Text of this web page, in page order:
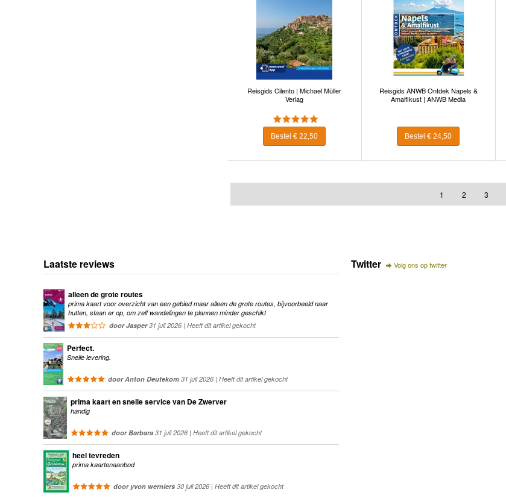
Reisgids Cilento | Michael Müller
Verlag
Bestel € 22,50
Reisgids ANWB Ontdek Napels &
Amalfikust | ANWB Media
Bestel € 24,50
1 2 3
Laatste reviews
alleen de grote routes
prima kaart voor overzicht van een gebied maar alleen de grote routes, bijvoorbeeld naar
hutten, staan er op, om zelf wandelingen te plannen minder geschikt
door Jasper31 juli 2026 | Heeft dit artikel gekocht
Perfect.
Snelle levering.
door Anton Deutekom 31 juli 2026 | Heeft dit artikel gekocht
prima kaart en snelle service van De Zwerver
handig
door Barbara 31 juli 2026 | Heeft dit artikel gekocht
heel tevreden
prima kaartenaanbod
door yvon werniers 30 juli 2026 | Heeft dit artikel gekocht
Twitter Volg ons op twitter